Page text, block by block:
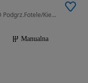
1248 cm3 • 87 KM • 1.2 16V Klimatyzacja LED Podgrz.Fotele/Kierownica Alu Gwarancja
Manualna